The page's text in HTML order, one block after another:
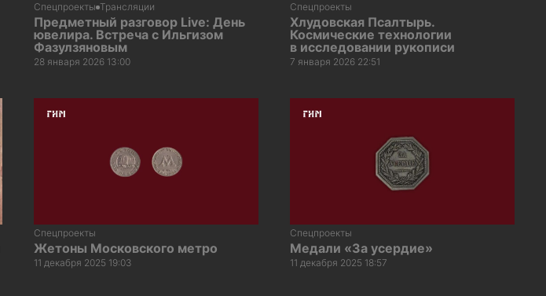
Спецпроекты Трансляции
Предметный разговор Live: День
ювелира. Встреча с Ильгизом
Фазулзяновым
28 января 2026 13:00
Спецпроекты
Хлудовская Псалтырь.
Космические технологии
в исследовании рукописи
7 января 2026 22:51
Спецпроекты
Жетоны Московского метро
11 декабря 2025 19:03
Спецпроекты
Медали «За усердие»
11 декабря 2025 18:57